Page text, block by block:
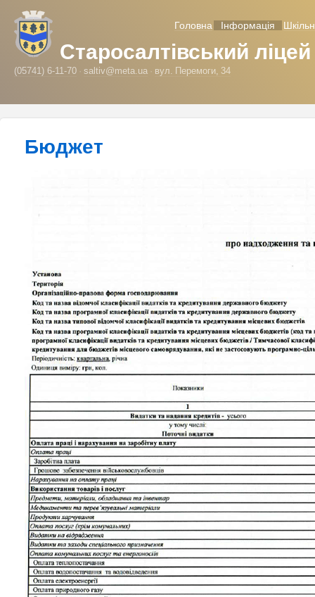
Головна Інформація
Старосалтівський ліцей
(05741) 6-11-70 saltiv@meta.ua вул. Перемоги, 34
Бюджет